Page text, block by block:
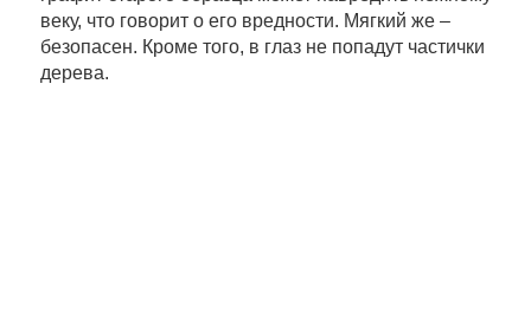
веку, что говорит о его вредности. Мягкий же –
безопасен. Кроме того, в глаз не попадут частички
дерева.